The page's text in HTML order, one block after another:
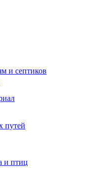
и септиков
путей
и птиц